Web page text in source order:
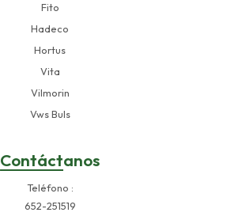
Fito
Hadeco
Hortus
Vita
Vilmorin
Vws Buls
Contáctanos
Teléfono
652-251519